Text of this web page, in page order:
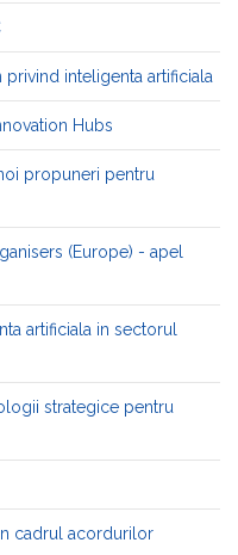
inteligenta artificiala
Hubs
propuneri pentru
(Europe) - apel
artificiala in sectorul
strategice pentru
cadrul acordurilor